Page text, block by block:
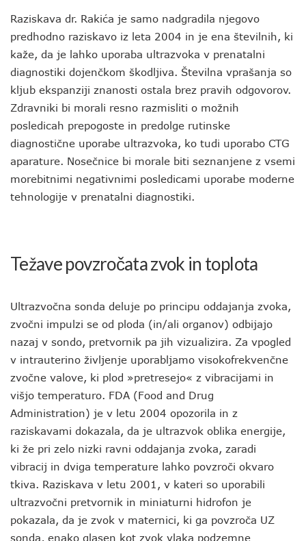
Raziskava dr. Rakića je samo nadgradila njegovo
predhodno raziskavo iz leta 2004 in je ena številnih, ki
kaže, da je lahko uporaba ultrazvoka v prenatalni
diagnostiki dojenčkom škodljiva. Številna vprašanja so
kljub ekspanziji znanosti ostala brez pravih odgovorov.
Zdravniki bi morali resno razmisliti o možnih
posledicah prepogoste in predolge rutinske
diagnostične uporabe ultrazvoka, ko tudi uporabo CTG
aparature. Nosečnice bi morale biti seznanjene z vsemi
morebitnimi negativnimi posledicami uporabe moderne
tehnologije v prenatalni diagnostiki.
Težave povzročata zvok in toplota
Ultrazvočna sonda deluje po principu oddajanja zvoka,
zvočni impulzi se od ploda (in/ali organov) odbijajo
nazaj v sondo, pretvornik pa jih vizualizira. Za vpogled
v intrauterino življenje uporabljamo visokofrekvenčne
zvočne valove, ki plod »pretresejo« z vibracijami in
višjo temperaturo. FDA (Food and Drug
Administration) je v letu 2004 opozorila in z
raziskavami dokazala, da je ultrazvok oblika energije,
ki že pri zelo nizki ravni oddajanja zvoka, zaradi
vibracij in dviga temperature lahko povzroči okvaro
tkiva. Raziskava v letu 2001, v kateri so uporabili
ultrazvočni pretvornik in miniaturni hidrofon je
pokazala, da je zvok v maternici, ki ga povzroča UZ
sonda, enako glasen kot zvok vlaka podzemne